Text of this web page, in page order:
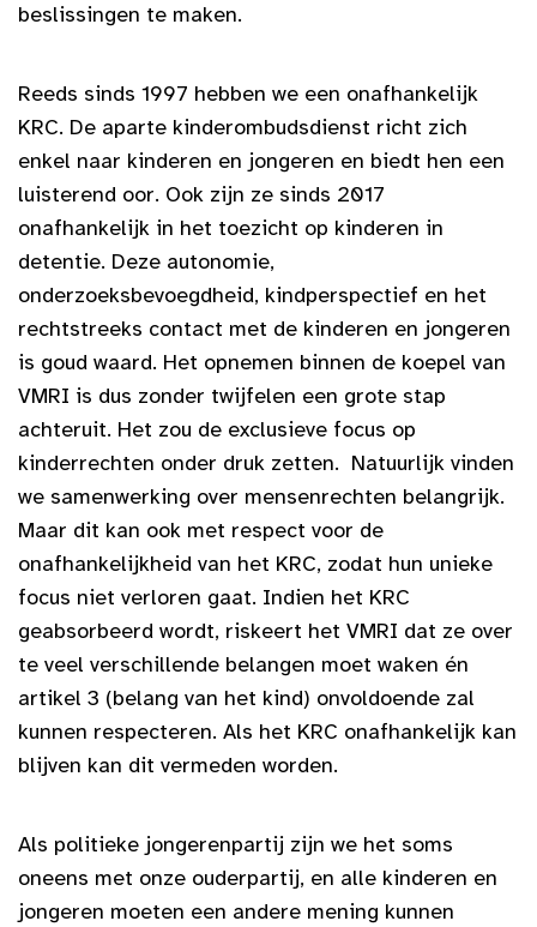
beslissingen te maken.
Reeds sinds 1997 hebben we een onafhankelijk
KRC. De aparte kinderombudsdienst richt zich
enkel naar kinderen en jongeren en biedt hen een
luisterend oor. Ook zijn ze sinds 2017
onafhankelijk in het toezicht op kinderen in
detentie. Deze autonomie,
onderzoeksbevoegdheid, kindperspectief en het
rechtstreeks contact met de kinderen en jongeren
is goud waard. Het opnemen binnen de koepel van
VMRI is dus zonder twijfelen een grote stap
achteruit. Het zou de exclusieve focus op
kinderrechten onder druk zetten. Natuurlijk vinden
we samenwerking over mensenrechten belangrijk.
Maar dit kan ook met respect voor de
onafhankelijkheid van het KRC, zodat hun unieke
focus niet verloren gaat. Indien het KRC
geabsorbeerd wordt, riskeert het VMRI dat ze over
te veel verschillende belangen moet waken én
artikel 3 (belang van het kind) onvoldoende zal
kunnen respecteren. Als het KRC onafhankelijk kan
blijven kan dit vermeden worden.
Als politieke jongerenpartij zijn we het soms
oneens met onze ouderpartij, en alle kinderen en
jongeren moeten een andere mening kunnen